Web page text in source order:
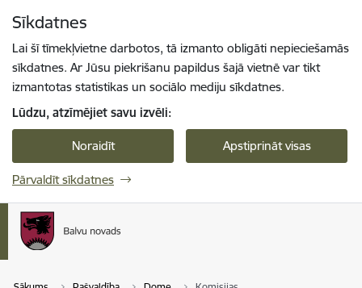
Sīkdatnes
Lai šī tīmekļvietne darbotos, tā izmanto obligāti nepieciešamās
sīkdatnes. Ar Jūsu piekrišanu papildus šajā vietnē var tikt
izmantotas statistikas un sociālo mediju sīkdatnes.
Lūdzu, atzīmējiet savu izvēli:
Noraidīt Apstiprināt visas
Pārvaldīt sīkdatnes